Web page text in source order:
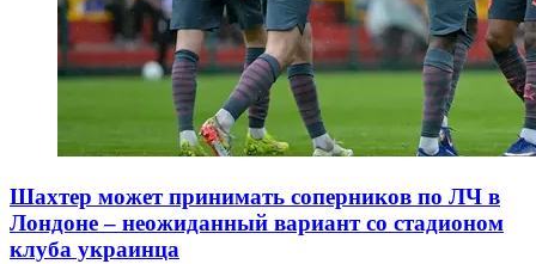
Шахтер может принимать соперников по ЛЧ в
Лондоне – неожиданный вариант со стадионом
клуба украинца